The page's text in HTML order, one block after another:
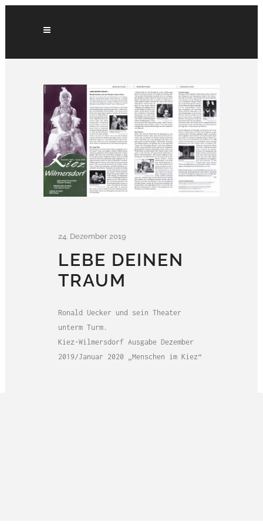
24. Dezember 2019
LEBE DEINEN
TRAUM
Ronald Uecker und sein Theater
unterm Turm.
Kiez-Wilmersdorf Ausgabe Dezember
2019/Januar 2020 „Menschen im Kiez“